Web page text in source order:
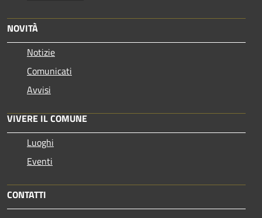
NOVITÀ
Notizie
Comunicati
Avvisi
VIVERE IL COMUNE
Luoghi
Eventi
CONTATTI